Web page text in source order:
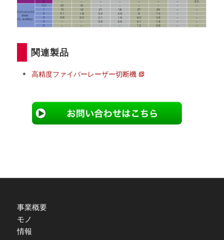
関連製品
高精度ファイバーレーザー切断機
事業概要
モノ
情報